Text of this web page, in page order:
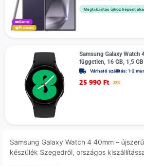
Gamer
Prémium
Megtakarítás újhoz képest
Samsung Galaxy Watch
független, 16 GB, 1,5
Várható szállítás: 1-2
25 990 Ft 27%
Samsung Galaxy Watch 4 40mm –
készülék Szegedről, országos